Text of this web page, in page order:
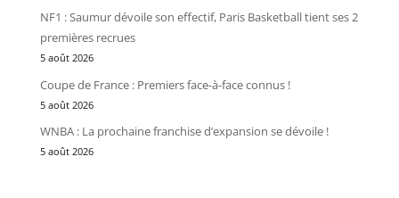
NF1 : Saumur dévoile son effectif, Paris Basketball tient ses 2
premières recrues
5 août 2026
Coupe de France : Premiers face-à-face connus !
5 août 2026
WNBA : La prochaine franchise d’expansion se dévoile !
5 août 2026